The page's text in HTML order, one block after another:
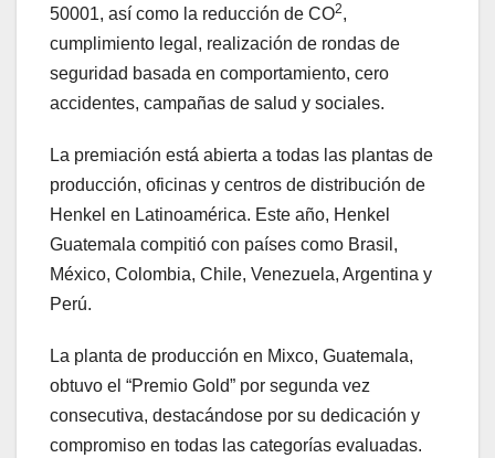
50001, así como la reducción de CO2,
cumplimiento legal, realización de rondas de
seguridad basada en comportamiento, cero
accidentes, campañas de salud y sociales.
La premiación está abierta a todas las plantas de
producción, oficinas y centros de distribución de
Henkel en Latinoamérica. Este año, Henkel
Guatemala compitió con países como Brasil,
México, Colombia, Chile, Venezuela, Argentina y
Perú.
La planta de producción en Mixco, Guatemala,
obtuvo el “Premio Gold” por segunda vez
consecutiva, destacándose por su dedicación y
compromiso en todas las categorías evaluadas.